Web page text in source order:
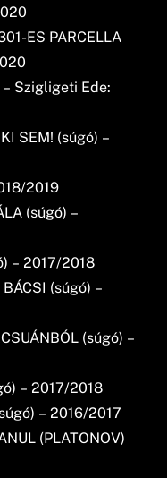
ES PARCELLA
– Szigligeti Ede:
SEM! (súgó) –
2019
(súgó) –
– 2017/2018
(súgó) –
(súgó) –
– 2017/2018
– 2016/2017
(PLATONOV)